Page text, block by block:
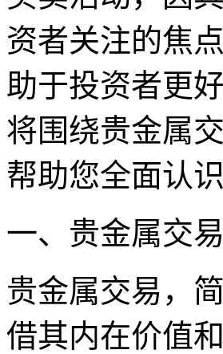
资者关注的焦
助于投资者更
将围绕贵金属
帮助您全面认
一、贵金属交
贵金属交易，
借其内在价值